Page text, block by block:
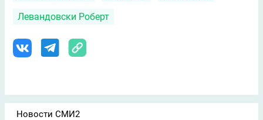
Левандовски Роберт
Новости СМИ2